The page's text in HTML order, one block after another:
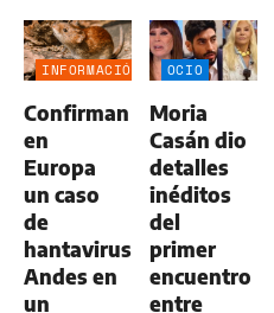
INFORMACIÓN
Confirman
en
Europa
un caso
de
hantavirus
Andes en
un
OCIO
Moria
Casán dio
detalles
inéditos
del
primer
encuentro
entre